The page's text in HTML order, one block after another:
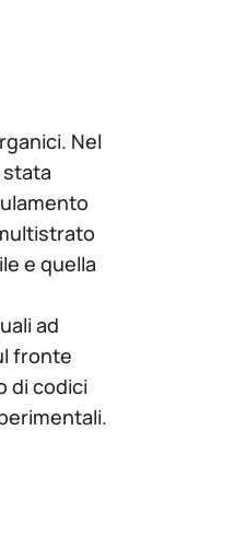
Nel
e quella
ad
fronte
di codici